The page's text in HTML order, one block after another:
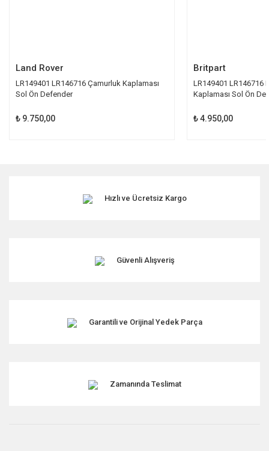
Land Rover
LR149401 LR146716 Çamurluk Kaplaması
Sol Ön Defender
₺ 9.750,00
Britpart
LR149401 LR146716
Kaplaması Sol Ön
₺ 4.950,00
Hızlı ve Ücretsiz Kargo
Güvenli Alışveriş
Garantili ve Orijinal Yedek Parça
Zamanında Teslimat